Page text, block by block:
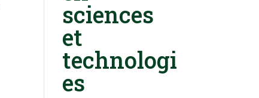
sciences
et
technologi
es